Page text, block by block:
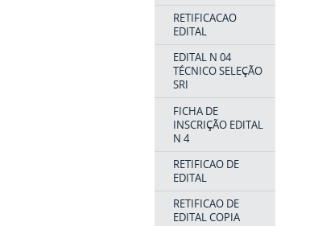
RETIFICACAO
EDITAL
EDITAL N 04
TÉCNICO SELEÇÃO
SRI
FICHA DE
INSCRIÇÃO EDITAL
N 4
RETIFICAO DE
EDITAL
RETIFICAO DE
EDITAL COPIA